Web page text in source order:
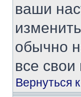
ваши
обычно
все свои
Вернуться